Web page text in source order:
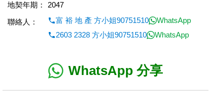
地契年期：
2047
聯絡人：
富 裕 地 產 方小姐90751510
WhatsApp
2603 2328 方小姐90751510
WhatsApp
WhatsApp 分享